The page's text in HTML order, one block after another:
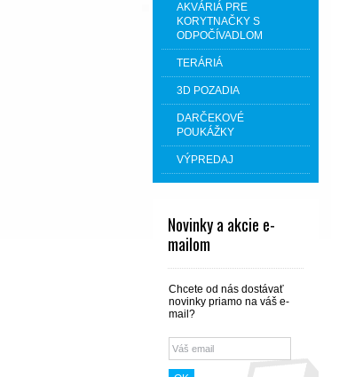
AKVÁRIÁ PRE
KORYTNAČKY S
ODPOČÍVADLOM
TERÁRIÁ
3D POZADIA
DARČEKOVÉ
POUKÁŽKY
VÝPREDAJ
Novinky a akcie e-
mailom
Chcete od nás dostávať
novinky priamo na váš e-
mail?